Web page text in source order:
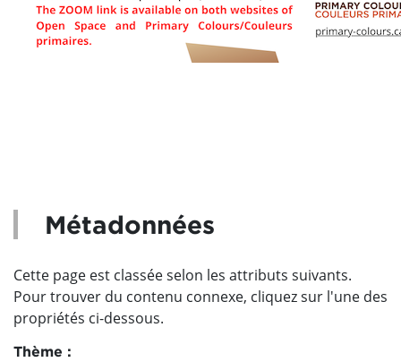
Métadonnées
Cette page est classée selon les attributs suivants.
Pour trouver du contenu connexe, cliquez sur l'une des
propriétés ci-dessous.
Thème :